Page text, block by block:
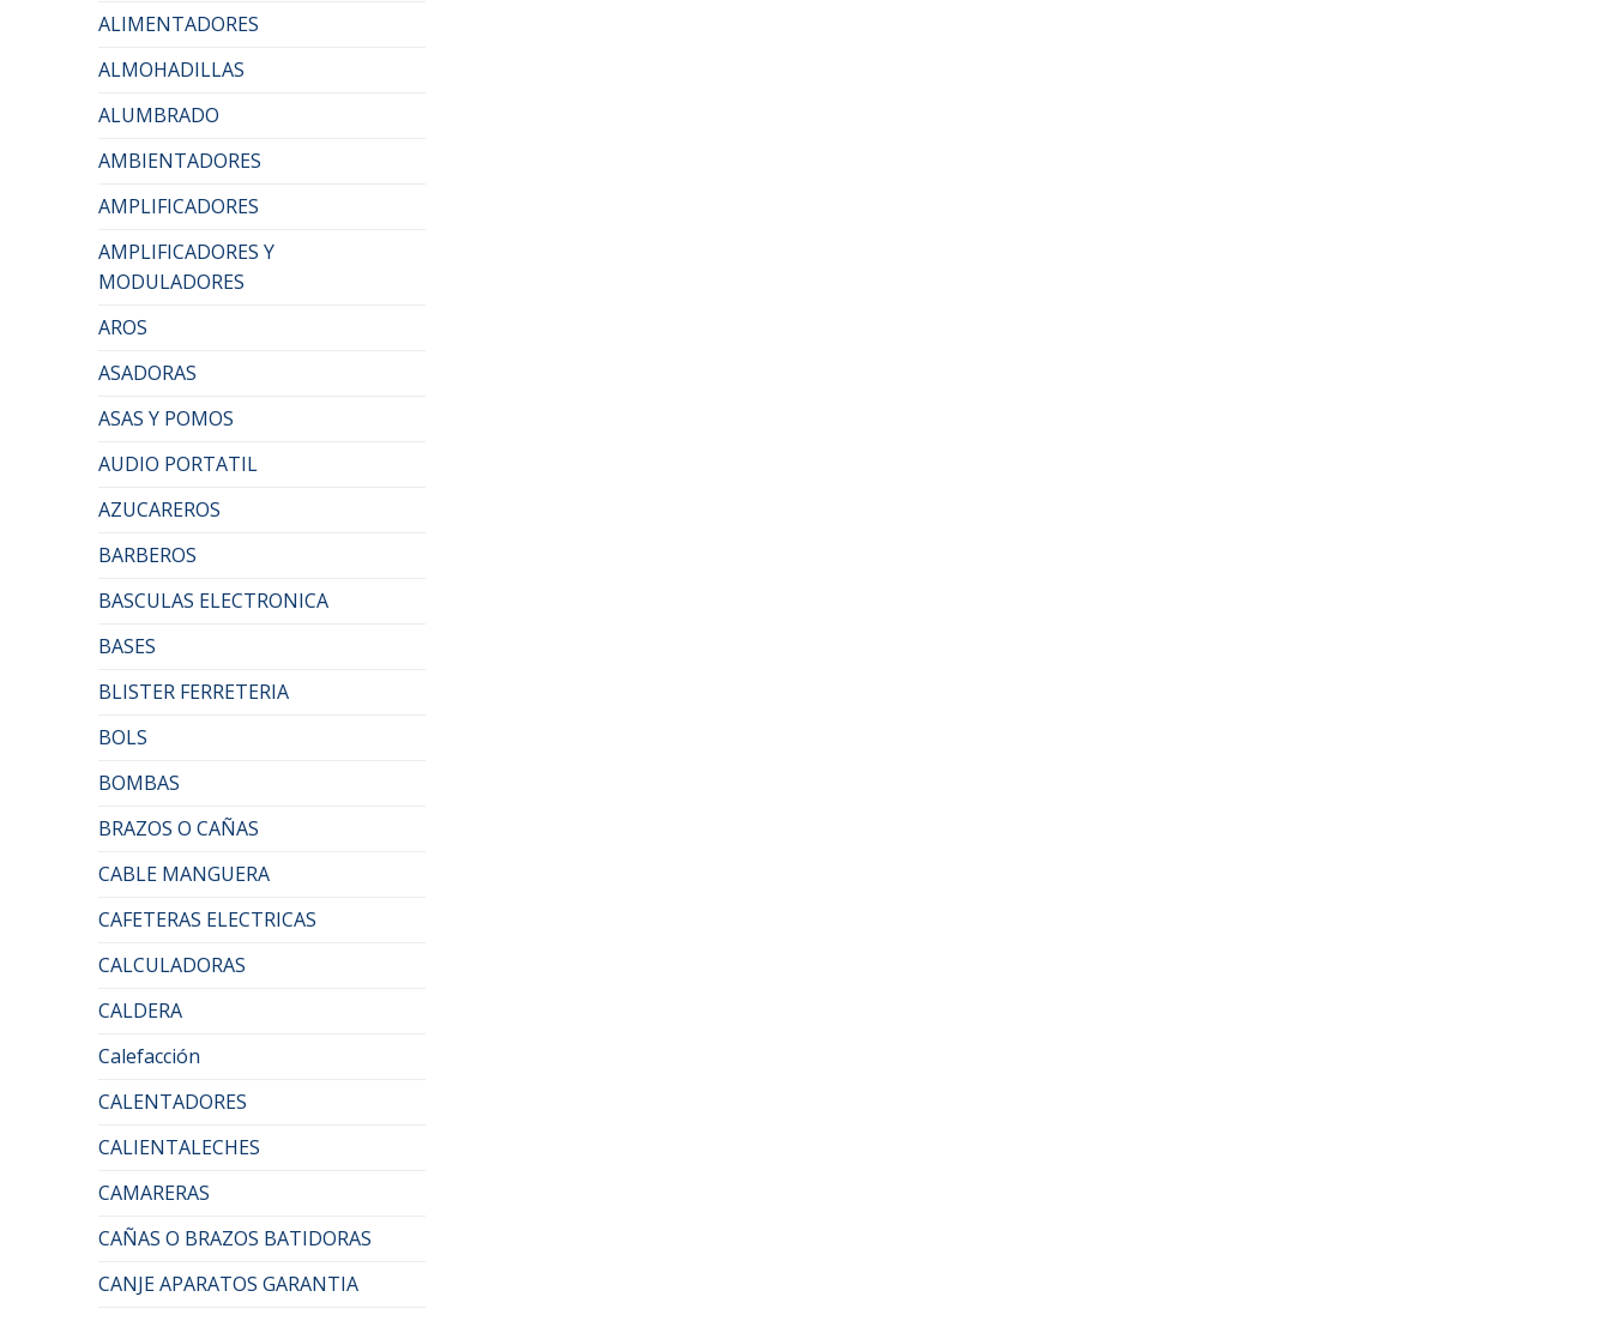
ALIMENTADORES
ALMOHADILLAS
ALUMBRADO
AMBIENTADORES
AMPLIFICADORES
AMPLIFICADORES Y
MODULADORES
AROS
ASADORAS
ASAS Y POMOS
AUDIO PORTATIL
AZUCAREROS
BARBEROS
BASCULAS ELECTRONICA
BASES
BLISTER FERRETERIA
BOLS
BOMBAS
BRAZOS O CAÑAS
CABLE MANGUERA
CAFETERAS ELECTRICAS
CALCULADORAS
CALDERA
Calefacción
CALENTADORES
CALIENTALECHES
CAMARERAS
CAÑAS O BRAZOS BATIDORAS
CANJE APARATOS GARANTIA